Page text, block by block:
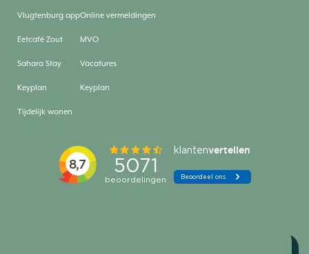
Vlugtenburg app
Eetcafé Zout
Sahara Stay
Keyplan
Tijdelijk wonen
Online vermeldingen
MVO
Vacatures
Keyplan